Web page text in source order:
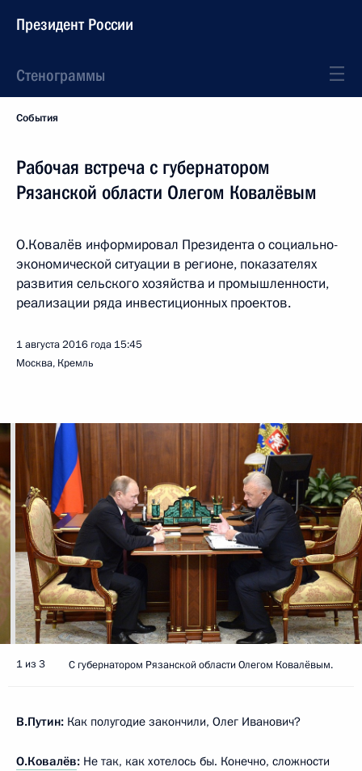
Президент России
Стенограммы
События
Рабочая встреча с губернатором
Рязанской области Олегом Ковалёвым
О.Ковалёв информировал Президента о социально-
экономической ситуации в регионе, показателях
развития сельского хозяйства и промышленности,
реализации ряда инвестиционных проектов.
1 августа 2016 года 15:45
Москва, Кремль
1 из 3 С губернатором Рязанской области Олегом Ковалёвым.
В.Путин: Как полугодие закончили, Олег Иванович?
О.Ковалёв: Не так, как хотелось бы. Конечно, сложности